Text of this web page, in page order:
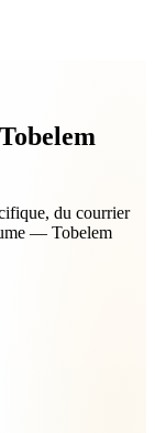
du courrier
— Tobelem